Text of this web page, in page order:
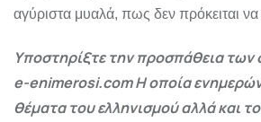
αγύριστα μυαλά, πως δεν πρόκειται να
Υποστηρίξτε την προσπάθεια των
e-enimerosi.com Η οποία
θέματα του ελληνισμού αλλά και